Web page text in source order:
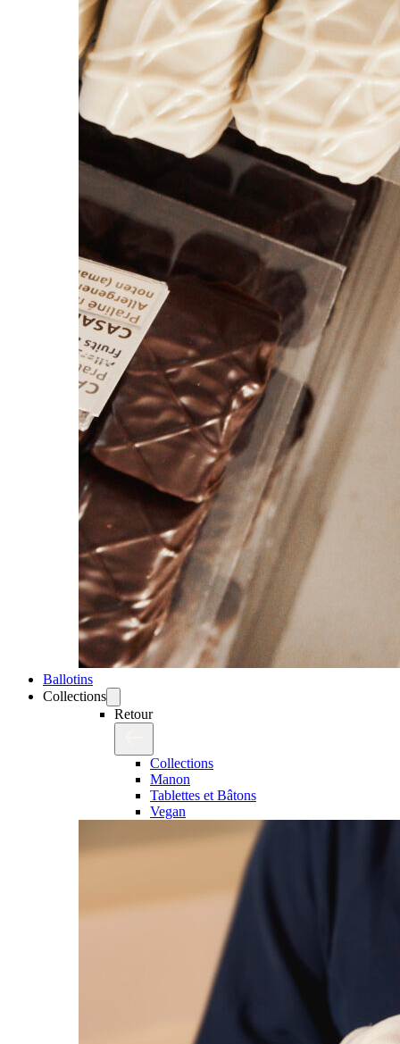
Ballotins
Collections
Retour
Collections
Manon
Tablettes et Bâtons
Vegan